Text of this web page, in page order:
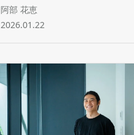
阿部 花恵
2026.01.22